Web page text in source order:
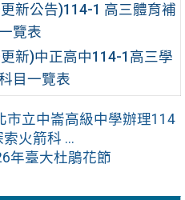
新公告)114-1 高三體育補
覽表
新)中正高中114-1高三學
目一覽表
市立中崙高級中學辦理114
火箭科 ...
年臺大杜鵑花節